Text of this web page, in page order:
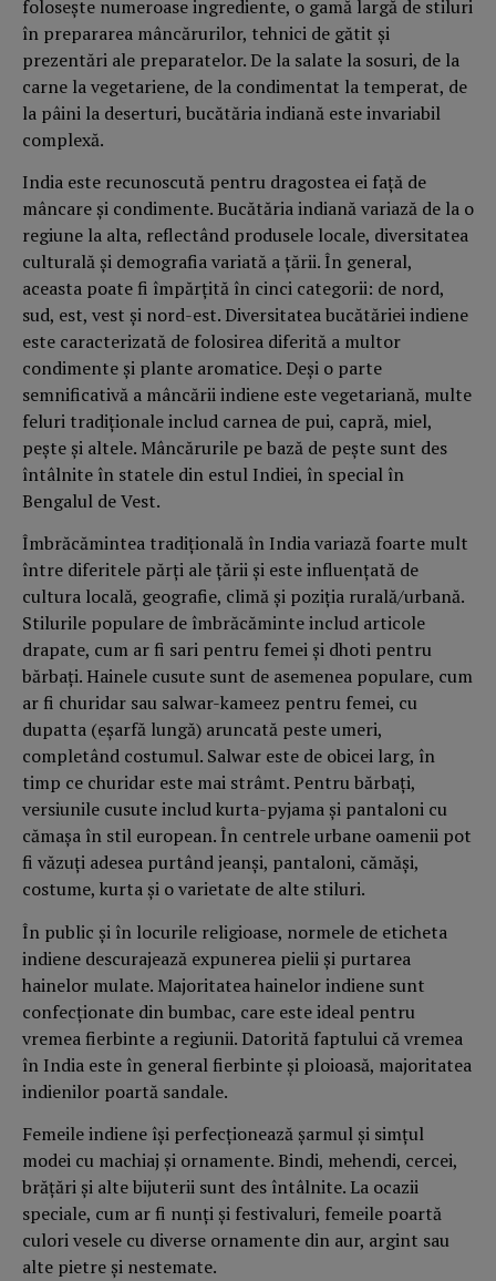
folosește numeroase ingrediente, o gamă largă de stiluri
în prepararea mâncărurilor, tehnici de gătit și
prezentări ale preparatelor. De la salate la sosuri, de la
carne la vegetariene, de la condimentat la temperat, de
la pâini la deserturi, bucătăria indiană este invariabil
complexă.
India este recunoscută pentru dragostea ei față de
mâncare și condimente. Bucătăria indiană variază de la o
regiune la alta, reflectând produsele locale, diversitatea
culturală și demografia variată a țării. În general,
aceasta poate fi împărțită în cinci categorii: de nord,
sud, est, vest și nord-est. Diversitatea bucătăriei indiene
este caracterizată de folosirea diferită a multor
condimente și plante aromatice. Deși o parte
semnificativă a mâncării indiene este vegetariană, multe
feluri tradiționale includ carnea de pui, capră, miel,
pește și altele. Mâncărurile pe bază de pește sunt des
întâlnite în statele din estul Indiei, în special în
Bengalul de Vest.
Îmbrăcămintea tradițională în India variază foarte mult
între diferitele părți ale țării și este influențată de
cultura locală, geografie, climă și poziția rurală/urbană.
Stilurile populare de îmbrăcăminte includ articole
drapate, cum ar fi sari pentru femei și dhoti pentru
bărbați. Hainele cusute sunt de asemenea populare, cum
ar fi churidar sau salwar-kameez pentru femei, cu
dupatta (eșarfă lungă) aruncată peste umeri,
completând costumul. Salwar este de obicei larg, în
timp ce churidar este mai strâmt. Pentru bărbați,
versiunile cusute includ kurta-pyjama și pantaloni cu
cămașa în stil european. În centrele urbane oamenii pot
fi văzuți adesea purtând jeanși, pantaloni, cămăși,
costume, kurta și o varietate de alte stiluri.
În public și în locurile religioase, normele de eticheta
indiene descurajează expunerea pielii și purtarea
hainelor mulate. Majoritatea hainelor indiene sunt
confecționate din bumbac, care este ideal pentru
vremea fierbinte a regiunii. Datorită faptului că vremea
în India este în general fierbinte și ploioasă, majoritatea
indienilor poartă sandale.
Femeile indiene își perfecționează șarmul și simțul
modei cu machiaj și ornamente. Bindi, mehendi, cercei,
brățări și alte bijuterii sunt des întâlnite. La ocazii
speciale, cum ar fi nunți și festivaluri, femeile poartă
culori vesele cu diverse ornamente din aur, argint sau
alte pietre și nestemate.